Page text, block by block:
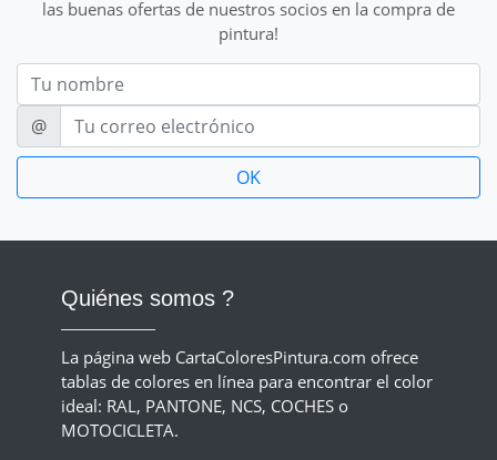
las buenas ofertas de nuestros socios en la compra de
pintura!
Nom
E-mail
@
Quiénes somos ?
La página web CartaColoresPintura.com ofrece
tablas de colores en línea para encontrar el color
ideal: RAL, PANTONE, NCS, COCHES o
MOTOCICLETA.